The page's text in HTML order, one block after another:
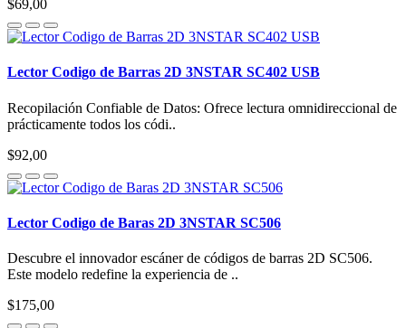
$69,00
Lector Codigo de Barras 2D 3NSTAR SC402 USB
Recopilación Confiable de Datos: Ofrece lectura omnidireccional de
prácticamente todos los códi..
$92,00
Lector Codigo de Baras 2D 3NSTAR SC506
Descubre el innovador escáner de códigos de barras 2D SC506.
Este modelo redefine la experiencia de ..
$175,00